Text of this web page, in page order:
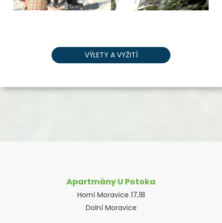
VÝLETY A VYŽITÍ
Apartmány U Potoka
Horní Moravice 17,18
Dolní Moravice